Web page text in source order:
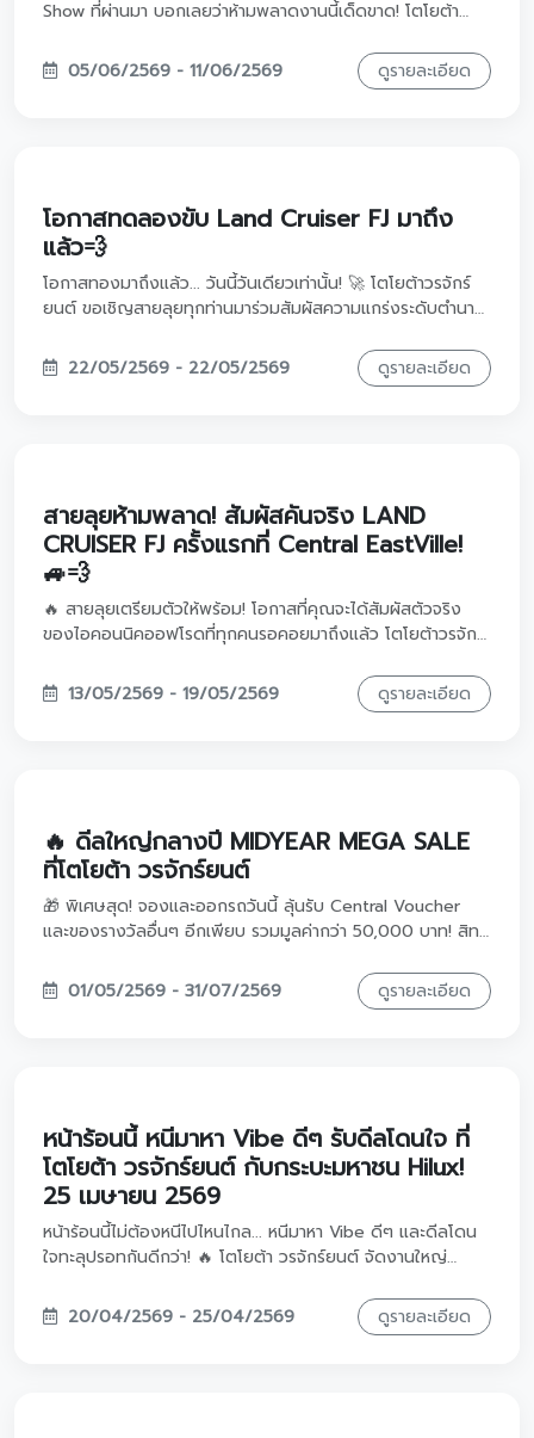
Show ที่ผ่านมา บอกเลยว่าห้ามพลาดงานนี้เด็ดขาด! โตโยต้า
Toyota Extra Pro ณ Mega Bangna จัดเต็มโปร Extra ที่กล้า
ให้คุณเลือกเองถึง 2 ทางเลือก ไม่ว่าจะเป็นส่วนลดเงินดาวน์
05/06/2569 - 11/06/2569 ดูรายละเอียด
โอกาสทดลองขับ Land Cruiser FJ มาถึง
แล้ว💨
โอกาสทองมาถึงแล้ว... วันนี้วันเดียวเท่านั้น! 🚀 โตโยต้าวรจักร์
ยนต์ ขอเชิญสายลุยทุกท่านมาร่วมสัมผัสความแกร่งระดับตำนาน
พร้อมรับข้อเสนอสุดพิเศษที่แรงต่อเนื่องไม่แพ้งาน Motor
Show! มาตัวเปล่ารับความฟินกลับบ้านเพียบ: 🧋 อิ่มอร่อยฟรี!
เป็นต้นไป ที่สาขาพหลโยธิน
22/05/2569 - 22/05/2569 ดูรายละเอียด
สายลุยห้ามพลาด! สัมผัสคันจริง LAND
CRUISER FJ ครั้งแรกที่ Central EastVille!
🚙💨
🔥 สายลุยเตรียมตัวให้พร้อม! โอกาสที่คุณจะได้สัมผัสตัวจริง
ของไอคอนนิคออฟโรดที่ทุกคนรอคอยมาถึงแล้ว โตโยต้าวรจักร์
ไว้ที่งาน MID-YEAR MEGA SALE!
13/05/2569 - 19/05/2569 ดูรายละเอียด
🔥 ดีลใหญ่กลางปี MIDYEAR MEGA SALE
ที่โตโยต้า วรจักร์ยนต์
🎁 พิเศษสุด! จองและออกรถวันนี้ ลุ้นรับ Central Voucher
และของรางวัลอื่นๆ อีกเพียบ รวมมูลค่ากว่า 50,000 บาท! สิทธิ์
01/05/2569 - 31/07/2569
ดูรายละเอียด
หน้าร้อนนี้ หนีมาหา Vibe ดีๆ รับดีลโดนใจ ที่
โตโยต้า วรจักร์ยนต์ กับกระบะมหาชน Hilux!
25 เมษายน 2569
หน้าร้อนนี้ไม่ต้องหนีไปไหนไกล... หนีมาหา Vibe ดีๆ และดีลโดน
ใจทะลุปรอทกันดีกว่า! 🔥 โตโยต้า วรจักร์ยนต์ จัดงานใหญ่
ขวัญใจมหาชน ยกโปรแรงระดับ Motor Show มาไว้ที่โชว์รูมให้
คุณแล้ว!
20/04/2569 - 25/04/2569 ดูรายละเอียด